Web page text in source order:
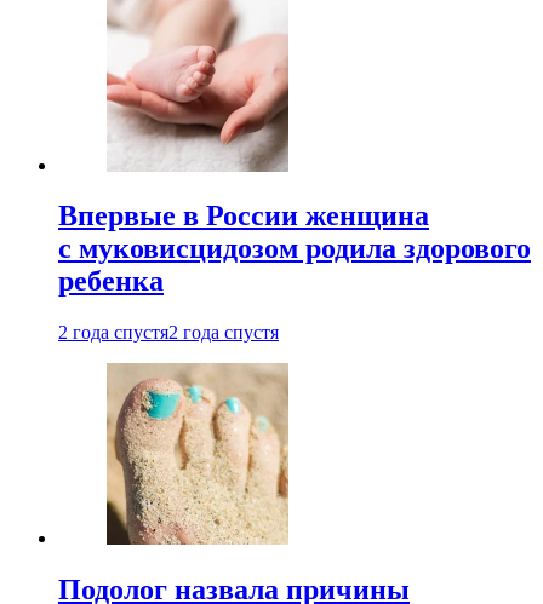
Впервые в России женщина
с муковисцидозом родила здорового
ребенка
2 года спустя2 года спустя
Подолог назвала причины